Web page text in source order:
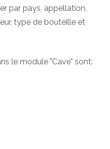
par pays, appellation,
type de bouteille et
le module "Cave" sont: